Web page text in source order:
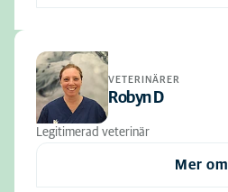
VETERINÄRER
Robyn D
Legitimerad veterinär
Mer om